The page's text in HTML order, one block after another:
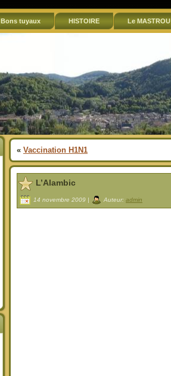
Bons tuyaux HISTOIRE Le MASTROU
« Vaccination H1N1
L’Alambic
14 novembre 2009 | Auteur: admin